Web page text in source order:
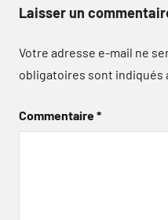
Laisser un
Votre adresse e-mail ne
obligatoires sont indiqués
Commentaire*